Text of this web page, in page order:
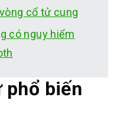
cổ tử cung
có nguy hiểm
phổ biến